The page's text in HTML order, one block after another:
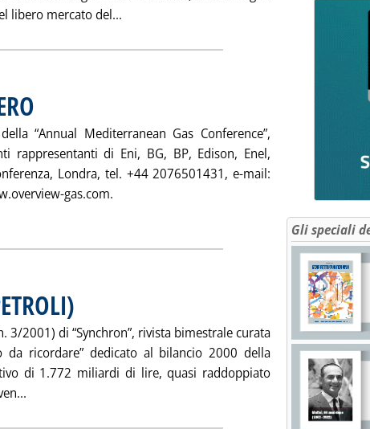
libero mercato del... Leggi tutta la notizia: 'RUOLO DELLO
“Annual Mediterranean Gas Conference”,
rappresentanti di Eni, BG, BP, Edison, Enel,
Londra, tel. +44 2076501431, e-mail:
gas.com.
2001) di “Synchron”, rivista bimestrale curata
da ricordare” dedicato al bilancio 2000 della
di 1.772 miliardi di lire, quasi raddoppiato
Leggi tutta la notizia: '“SYNCHRON” (AGIP PETROLI)'
Gli speciali